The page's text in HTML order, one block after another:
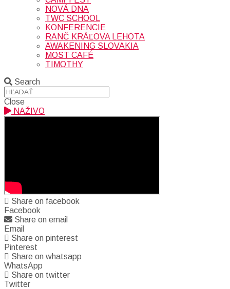
NOVÁ DNA
TWC SCHOOL
KONFERENCIE
RANČ KRÁĽOVA LEHOTA
AWAKENING SLOVAKIA
MOST CAFÉ
TIMOTHY
Search
Close
NAŽIVO
Share on facebook
Facebook
Share on email
Email
Share on pinterest
Pinterest
Share on whatsapp
WhatsApp
Share on twitter
Twitter